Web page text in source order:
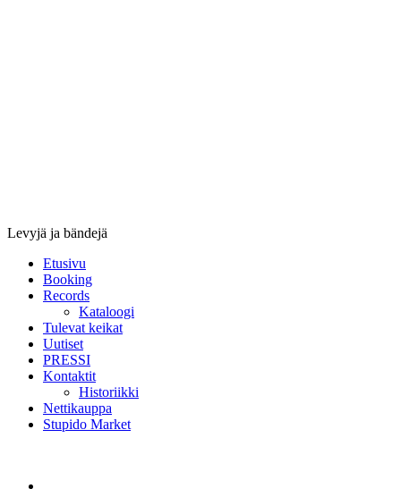
Levyjä ja bändejä
Etusivu
Booking
Records
Kataloogi
Tulevat keikat
Uutiset
PRESSI
Kontaktit
Historiikki
Nettikauppa
Stupido Market